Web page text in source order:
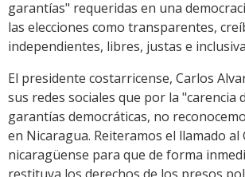
garantías" requeridas en una
las elecciones como transparentes,
independientes, libres, justas e
El presidente costarricense, Carlos
sus redes sociales que por la "carencia
garantías democráticas, no
en Nicaragua. Reiteramos el llamado al
nicaragüense para que de forma
restituya los derechos de los presos